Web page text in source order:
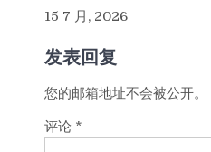
15 7 月, 2026
发表回复
您的邮箱地址不会被公开。
评论 *